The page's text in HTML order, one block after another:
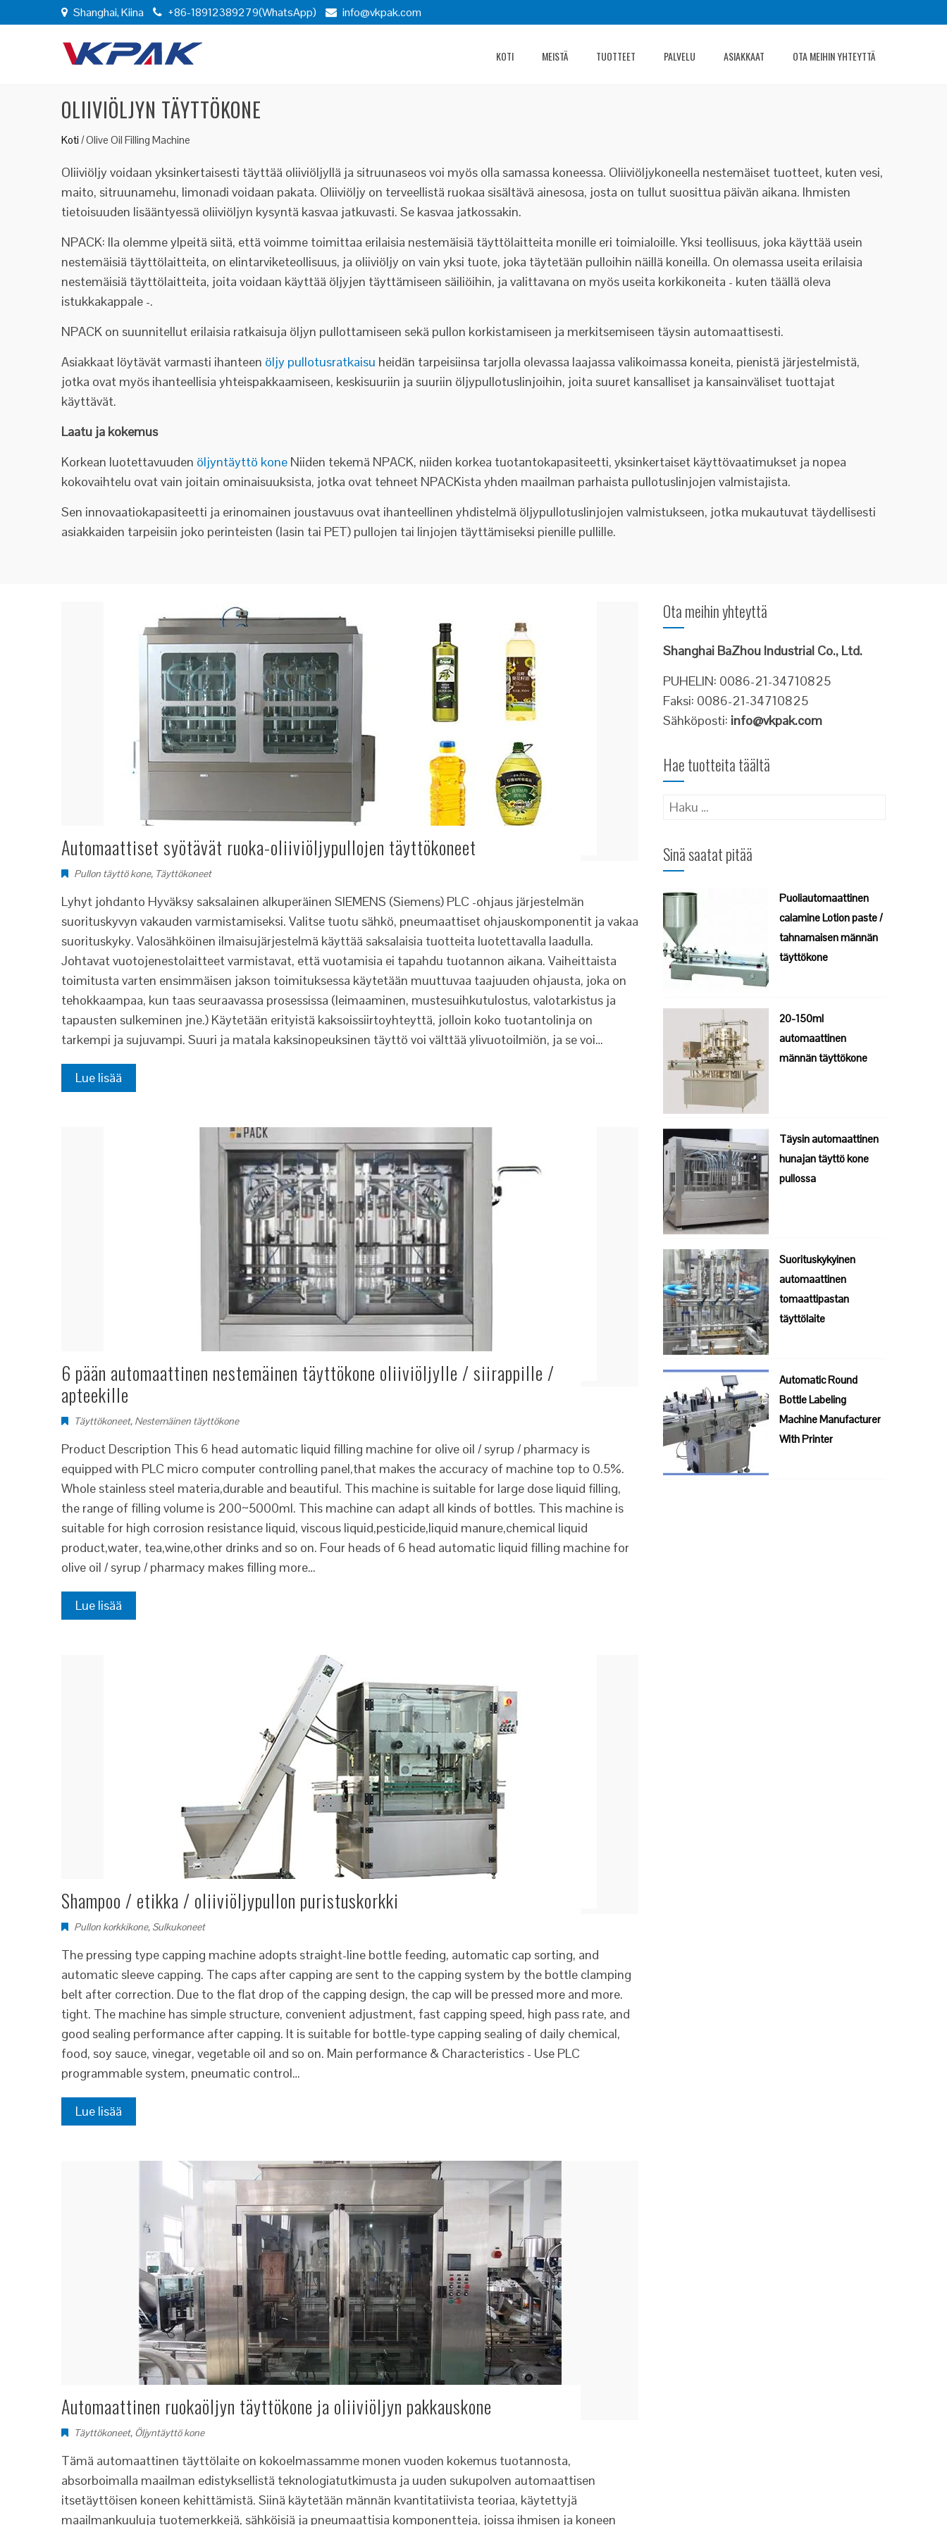
Shanghai, Kiina +86-18912389279(WhatsApp) info@vkpak.com
KOTI MEISTÄ TUOTTEET PALVELU ASIAKKAAT OTA MEIHIN YHTEYTTÄ
OLIIVIÖLJYN TÄYTTÖKONE
Koti /Olive Oil Filling Machine
Oliiviöljy voidaan yksinkertaisesti täyttää oliiviöljyllä ja sitruunaseos voi myös olla samassa koneessa. Oliiviöljykoneella nestemäiset tuotteet, kuten vesi,
maito, sitruunamehu, limonadi voidaan pakata. Oliiviöljy on terveellistä ruokaa sisältävä ainesosa, josta on tullut suosittua päivän aikana. Ihmisten
tietoisuuden lisääntyessä oliiviöljyn kysyntä kasvaa jatkuvasti. Se kasvaa jatkossakin.
NPACK: lla olemme ylpeitä siitä, että voimme toimittaa erilaisia nestemäisiä täyttölaitteita monille eri toimialoille. Yksi teollisuus, joka käyttää usein
nestemäisiä täyttölaitteita, on elintarviketeollisuus, ja oliiviöljy on vain yksi tuote, joka täytetään pulloihin näillä koneilla. On olemassa useita erilaisia
nestemäisiä täyttölaitteita, joita voidaan käyttää öljyjen täyttämiseen säiliöihin, ja valittavana on myös useita korkikoneita - kuten täällä oleva
istukkakappale -.
NPACK on suunnitellut erilaisia ratkaisuja öljyn pullottamiseen sekä pullon korkistamiseen ja merkitsemiseen täysin automaattisesti.
Asiakkaat löytävät varmasti ihanteen öljy pullotusratkaisu heidän tarpeisiinsa tarjolla olevassa laajassa valikoimassa koneita, pienistä järjestelmistä,
jotka ovat myös ihanteellisia yhteispakkaamiseen, keskisuuriin ja suuriin öljypullotuslinjoihin, joita suuret kansalliset ja kansainväliset tuottajat
käyttävät.
Laatu ja kokemus
Korkean luotettavuuden öljyntäyttö kone Niiden tekemä NPACK, niiden korkea tuotantokapasiteetti, yksinkertaiset käyttövaatimukset ja nopea
kokovaihtelu ovat vain joitain ominaisuuksista, jotka ovat tehneet NPACKista yhden maailman parhaista pullotuslinjojen valmistajista.
Sen innovaatiokapasiteetti ja erinomainen joustavuus ovat ihanteellinen yhdistelmä öljypullotuslinjojen valmistukseen, jotka mukautuvat täydellisesti
asiakkaiden tarpeisiin joko perinteisten (lasin tai PET) pullojen tai linjojen täyttämiseksi pienille pullille.
Automaattiset syötävät ruoka-oliiviöljypullojen täyttökoneet
Pullon täyttö kone, Täyttökoneet
Lyhyt johdanto Hyväksy saksalainen alkuperäinen SIEMENS (Siemens) PLC -ohjaus järjestelmän
suorituskyvyn vakauden varmistamiseksi. Valitse tuotu sähkö, pneumaattiset ohjauskomponentit ja vakaa
suorituskyky. Valosähköinen ilmaisujärjestelmä käyttää saksalaisia tuotteita luotettavalla laadulla.
Johtavat vuotojenestolaitteet varmistavat, että vuotamisia ei tapahdu tuotannon aikana. Vaiheittaista
toimitusta varten ensimmäisen jakson toimituksessa käytetään muuttuvaa taajuuden ohjausta, joka on
tehokkaampaa, kun taas seuraavassa prosessissa (leimaaminen, mustesuihkutulostus, valotarkistus ja
tapausten sulkeminen jne.) Käytetään erityistä kaksoissiirtoyhteyttä, jolloin koko tuotantolinja on
tarkempi ja sujuvampi. Suuri ja matala kaksinopeuksinen täyttö voi välttää ylivuotoilmiön, ja se voi…
Lue lisää
6 pään automaattinen nestemäinen täyttökone oliiviöljylle / siirappille /
apteekille
Täyttökoneet, Nestemäinen täyttökone
Product Description This 6 head automatic liquid filling machine for olive oil / syrup / pharmacy is
equipped with PLC micro computer controlling panel,that makes the accuracy of machine top to 0.5%.
Whole stainless steel materia,durable and beautiful. This machine is suitable for large dose liquid filling,
the range of filling volume is 200~5000ml. This machine can adapt all kinds of bottles. This machine is
suitable for high corrosion resistance liquid, viscous liquid,pesticide,liquid manure,chemical liquid
product,water, tea,wine,other drinks and so on. Four heads of 6 head automatic liquid filling machine for
olive oil / syrup / pharmacy makes filling more…
Lue lisää
Shampoo / etikka / oliiviöljypullon puristuskorkki
Pullon korkkikone, Sulkukoneet
The pressing type capping machine adopts straight-line bottle feeding, automatic cap sorting, and
automatic sleeve capping. The caps after capping are sent to the capping system by the bottle clamping
belt after correction. Due to the flat drop of the capping design, the cap will be pressed more and more.
tight. The machine has simple structure, convenient adjustment, fast capping speed, high pass rate, and
good sealing performance after capping. It is suitable for bottle-type capping sealing of daily chemical,
food, soy sauce, vinegar, vegetable oil and so on. Main performance & Characteristics - Use PLC
programmable system, pneumatic control…
Lue lisää
Automaattinen ruokaöljyn täyttökone ja oliiviöljyn pakkauskone
Täyttökoneet, Öljyntäyttö kone
Tämä automaattinen täyttölaite on kokoelmassamme monen vuoden kokemus tuotannosta,
absorboimalla maailman edistyksellistä teknologiatutkimusta ja uuden sukupolven automaattisen
itsetäyttöisen koneen kehittämistä. Siinä käytetään männän kvantitatiivista teoriaa, käytettyjä
maailmankuuluja tuotemerkkejä, sähköisiä ja pneumaattisia komponentteja, joissa ihmisen ja koneen
Ota meihin yhteyttä
Shanghai BaZhou Industrial Co., Ltd.
PUHELIN: 0086-21-34710825
Faksi: 0086-21-34710825
Sähköposti: info@vkpak.com
Hae tuotteita täältä
Haku:
Sinä saatat pitää
Puoliautomaattinen
calamine Lotion paste /
tahnamaisen männän
täyttökone
20-150ml
automaattinen
männän täyttökone
Täysin automaattinen
hunajan täyttö kone
pullossa
Suorituskykyinen
automaattinen
tomaattipastan
täyttölaite
Automatic Round
Bottle Labeling
Machine Manufacturer
With Printer